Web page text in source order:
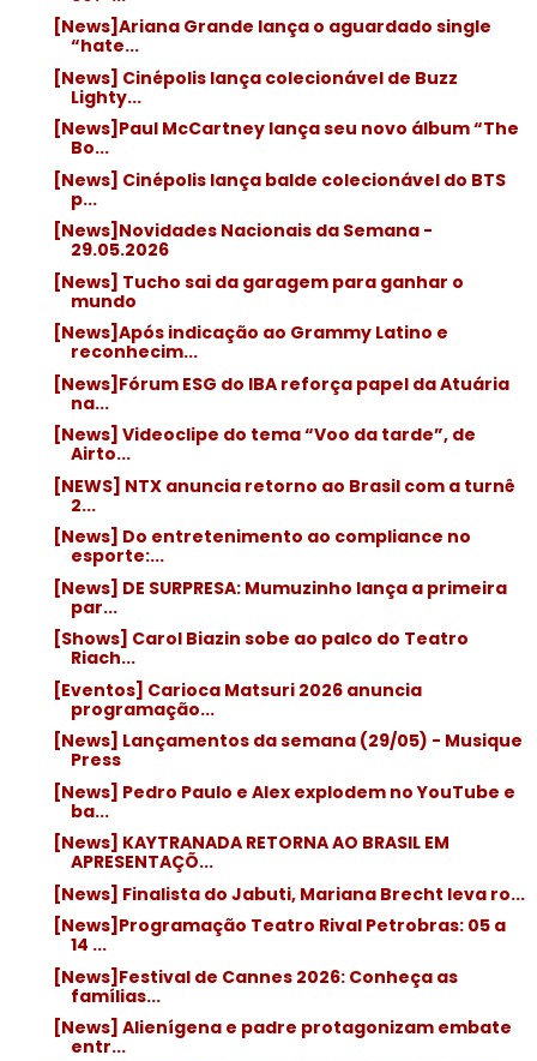
[News]Ariana Grande lança o aguardado single
“hate...
[News] Cinépolis lança colecionável de Buzz
Lighty...
[News]Paul McCartney lança seu novo álbum “The
Bo...
[News] Cinépolis lança balde colecionável do BTS
p...
[News]Novidades Nacionais da Semana -
29.05.2026
[News] Tucho sai da garagem para ganhar o
mundo
[News]Após indicação ao Grammy Latino e
reconhecim...
[News]Fórum ESG do IBA reforça papel da Atuária
na...
[News] Videoclipe do tema “Voo da tarde”, de
Airto...
[NEWS] NTX anuncia retorno ao Brasil com a turnê
2...
[News] Do entretenimento ao compliance no
esporte:...
[News] DE SURPRESA: Mumuzinho lança a primeira
par...
[Shows] Carol Biazin sobe ao palco do Teatro
Riach...
[Eventos] Carioca Matsuri 2026 anuncia
programação...
[News] Lançamentos da semana (29/05) - Musique
Press
[News] Pedro Paulo e Alex explodem no YouTube e
ba...
[News] KAYTRANADA RETORNA AO BRASIL EM
APRESENTAÇÕ...
[News] Finalista do Jabuti, Mariana Brecht leva ro...
[News]Programação Teatro Rival Petrobras: 05 a
14 ...
[News]Festival de Cannes 2026: Conheça as
famílias...
[News] Alienígena e padre protagonizam embate
entr...